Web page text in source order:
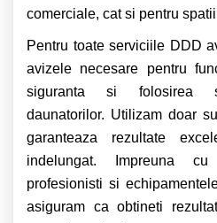
comerciale, cat si pentru
Pentru toate serviciile DDD
avizele necesare pentru
siguranta si folosirea
daunatorilor. Utilizam doar
garanteaza rezultate
indelungat. Impreuna
profesionisti si
asiguram ca obtineti